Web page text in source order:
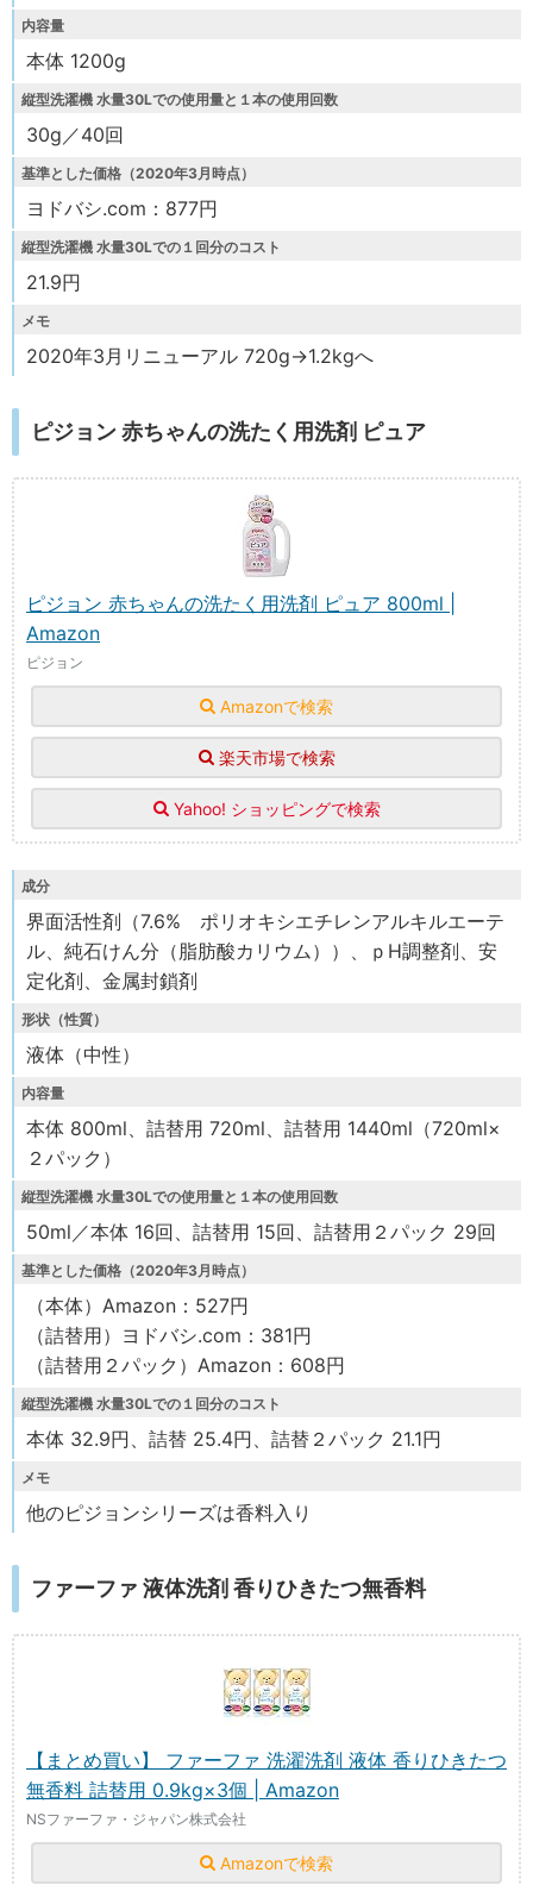
内容量
本体 1200g
縦型洗濯機 水量30Lでの使用量と１本の使用回数
30g／40回
基準とした価格（2020年3月時点）
ヨドバシ.com：877円
縦型洗濯機 水量30Lでの１回分のコスト
21.9円
メモ
2020年3月リニューアル 720g→1.2kgへ
ピジョン 赤ちゃんの洗たく用洗剤 ピュア
ピジョン 赤ちゃんの洗たく用洗剤 ピュア 800ml |
Amazon
ピジョン
Amazonで検索
楽天市場で検索
Yahoo! ショッピングで検索
成分
界面活性剤（7.6% ポリオキシエチレンアルキルエーテ
ル、純石けん分（脂肪酸カリウム））、ｐH調整剤、安
定化剤、金属封鎖剤
形状（性質）
液体（中性）
内容量
本体 800ml、詰替用 720ml、詰替用 1440ml（720ml×
２パック）
縦型洗濯機 水量30Lでの使用量と１本の使用回数
50ml／本体 16回、詰替用 15回、詰替用２パック 29回
基準とした価格（2020年3月時点）
（本体）Amazon：527円
（詰替用）ヨドバシ.com：381円
（詰替用２パック）Amazon：608円
縦型洗濯機 水量30Lでの１回分のコスト
本体 32.9円、詰替 25.4円、詰替２パック 21.1円
メモ
他のピジョンシリーズは香料入り
ファーファ 液体洗剤 香りひきたつ無香料
【まとめ買い】 ファーファ 洗濯洗剤 液体 香りひきたつ
無香料 詰替用 0.9kg×3個 | Amazon
NSファーファ・ジャパン株式会社
Amazonで検索